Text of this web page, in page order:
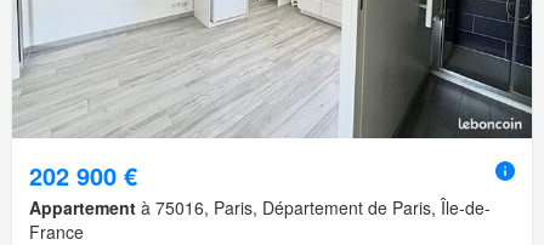
202 900 €
Appartement à 75016, Paris, Département de Paris, Île-de-
France